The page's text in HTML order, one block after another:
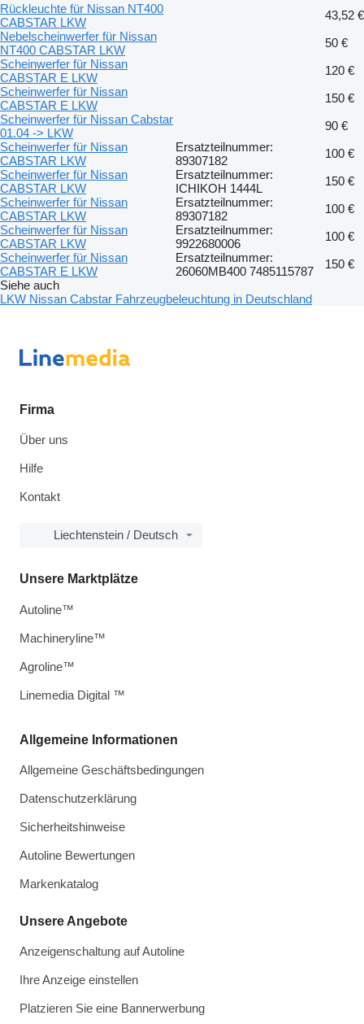
Rückleuchte für Nissan NT400
CABSTAR LKW
43,52 €
Nebelscheinwerfer für Nissan
NT400 CABSTAR LKW
50 €
Scheinwerfer für Nissan
CABSTAR E LKW
120 €
Scheinwerfer für Nissan
CABSTAR E LKW
150 €
Scheinwerfer für Nissan Cabstar
01.04 -> LKW
90 €
Scheinwerfer für Nissan
CABSTAR LKW
Ersatzteilnummer:
89307182
100 €
Scheinwerfer für Nissan
CABSTAR LKW
Ersatzteilnummer:
ICHIKOH 1444L
150 €
Scheinwerfer für Nissan
CABSTAR LKW
Ersatzteilnummer:
89307182
100 €
Scheinwerfer für Nissan
CABSTAR LKW
Ersatzteilnummer:
9922680006
100 €
Scheinwerfer für Nissan
CABSTAR E LKW
Ersatzteilnummer:
26060MB400 7485115787
150 €
Siehe auch
LKW Nissan Cabstar Fahrzeugbeleuchtung in Deutschland
Firma
Über uns
Hilfe
Kontakt
Liechtenstein / Deutsch
Allgemeine Informationen
Allgemeine Geschäftsbedingungen
Datenschutzerklärung
Sicherheitshinweise
Autoline Bewertungen
Markenkatalog
Unsere Angebote
Anzeigenschaltung auf Autoline
Ihre Anzeige einstellen
Platzieren Sie eine Bannerwerbung
Unsere Marktplätze
Autoline™
Machineryline™
Agroline™
Linemedia Digital ™